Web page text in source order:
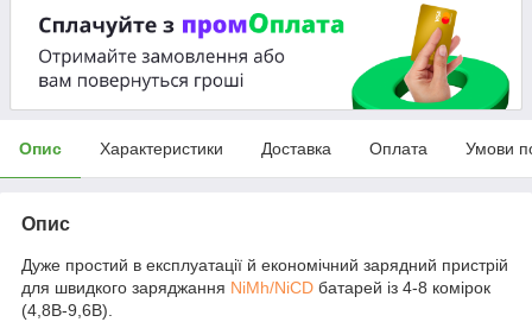
Опис Характеристики Доставка Оплата Умови
Опис
Дуже простий в експлуатації й економічний зарядний пристрій
для швидкого заряджання NiMh/NiCD батарей із 4-8 комірок
(4,8В-9,6В).